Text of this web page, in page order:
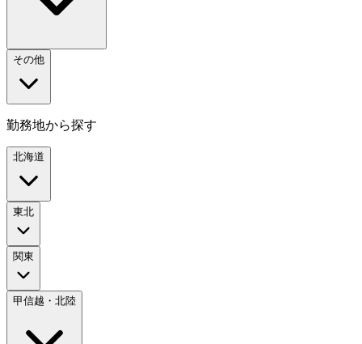
その他
勤務地から探す
北海道
東北
関東
甲信越・北陸